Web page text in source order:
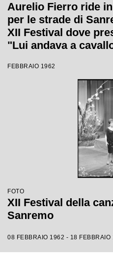
Aurelio Fierro ride
per le strade di
XII Festival dove
"Lui andava a
FEBBRAIO 1962
FOTO
XII Festival della
Sanremo
08 FEBBRAIO 1962 - 18 FEBBRAIO